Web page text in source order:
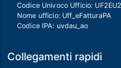
Codice Univoco Ufficio: UF2EU2
Nome ufficio: Uff_eFatturaPA
Codice IPA: uvdau_ao
Collegamenti rapidi